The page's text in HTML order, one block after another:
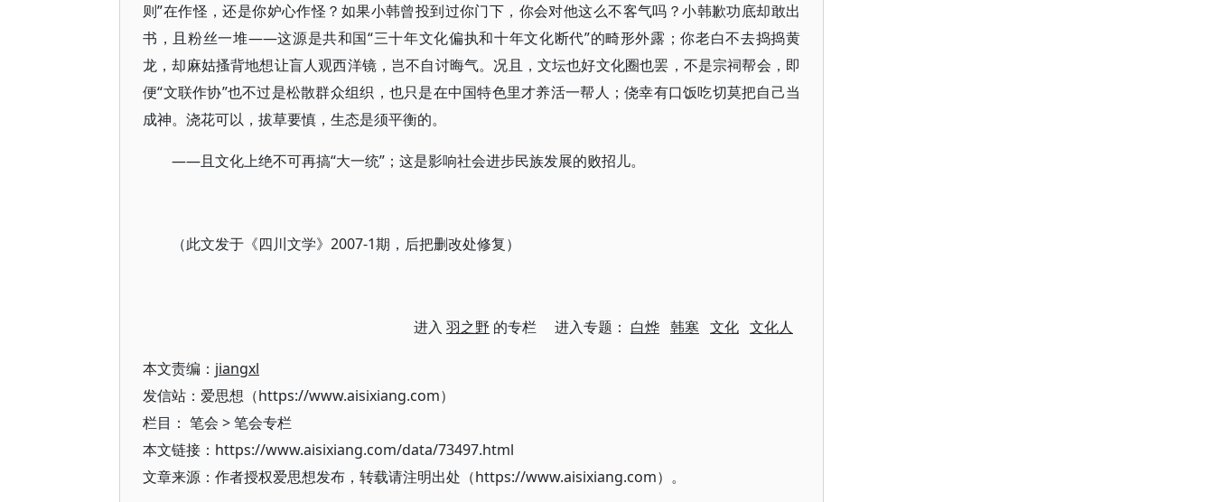
则”在作怪，还是你妒心作怪？如果小韩曾投到过你门下，你会对他这么不客气吗？小韩歉功底却敢出
书，且粉丝一堆——这源是共和国“三十年文化偏执和十年文化断代”的畸形外露；你老白不去捣捣黄
龙，却麻姑搔背地想让盲人观西洋镜，岂不自讨晦气。况且，文坛也好文化圈也罢，不是宗祠帮会，即
便“文联作协”也不过是松散群众组织，也只是在中国特色里才养活一帮人；侥幸有口饭吃切莫把自己当
成神。浇花可以，拔草要慎，生态是须平衡的。
——且文化上绝不可再搞“大一统”；这是影响社会进步民族发展的败招儿。
（此文发于《四川文学》2007-1期，后把删改处修复）
进入 羽之野 的专栏 进入专题： 白烨 韩寒 文化 文化人
本文责编： jiangxl
发信站：爱思想（https://www.aisixiang.com）
栏目： 笔会 >笔会专栏
本文链接：https://www.aisixiang.com/data/73497.html
文章来源：作者授权爱思想发布，转载请注明出处（https://www.aisixiang.com）。